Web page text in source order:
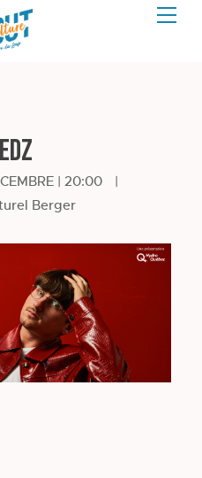
| 20:00
|
Berger